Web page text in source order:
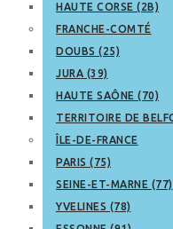
HAUTE CORSE (2B)
FRANCHE-COMTÉ
DOUBS (25)
JURA (39)
HAUTE SAÔNE (70)
TERRITOIRE DE
ÎLE-DE-FRANCE
PARIS (75)
SEINE-ET-MARNE (77)
YVELINES (78)